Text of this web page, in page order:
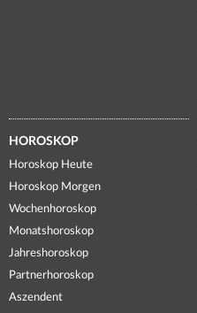
HOROSKOP
Horoskop Heute
Horoskop Morgen
Wochenhoroskop
Monatshoroskop
Jahreshoroskop
Partnerhoroskop
Aszendent